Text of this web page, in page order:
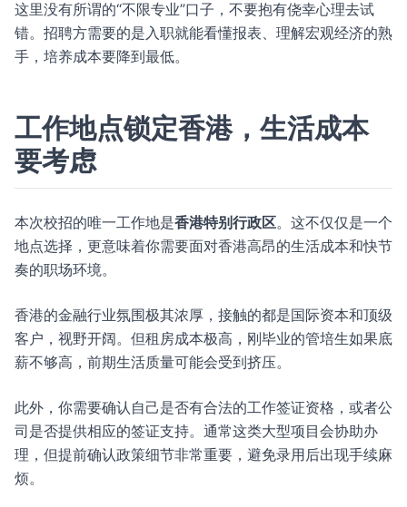
这里没有所谓的“不限专业”口子，不要抱有侥幸心理去试
错。招聘方需要的是入职就能看懂报表、理解宏观经济的熟
手，培养成本要降到最低。
工作地点锁定香港，生活成本
要考虑
本次校招的唯一工作地是香港特别行政区。这不仅仅是一个
地点选择，更意味着你需要面对香港高昂的生活成本和快节
奏的职场环境。
香港的金融行业氛围极其浓厚，接触的都是国际资本和顶级
客户，视野开阔。但租房成本极高，刚毕业的管培生如果底
薪不够高，前期生活质量可能会受到挤压。
此外，你需要确认自己是否有合法的工作签证资格，或者公
司是否提供相应的签证支持。通常这类大型项目会协助办
理，但提前确认政策细节非常重要，避免录用后出现手续麻
烦。